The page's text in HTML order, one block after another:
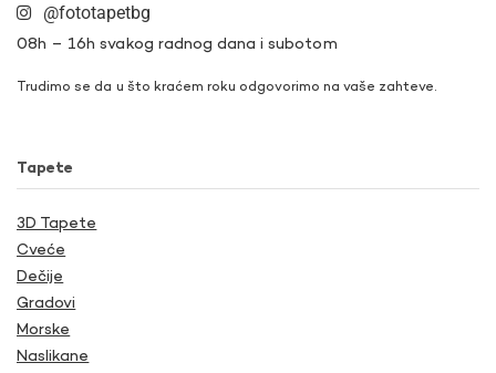
@fototapetbg
08h – 16h svakog radnog dana i subotom
Trudimo se da u što kraćem roku odgovorimo na vaše zahteve.
Tapete
3D Tapete
Cveće
Dečije
Gradovi
Morske
Naslikane